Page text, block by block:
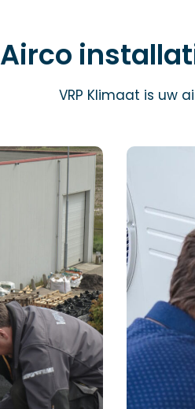
Airco
VRP Klimaat is uw